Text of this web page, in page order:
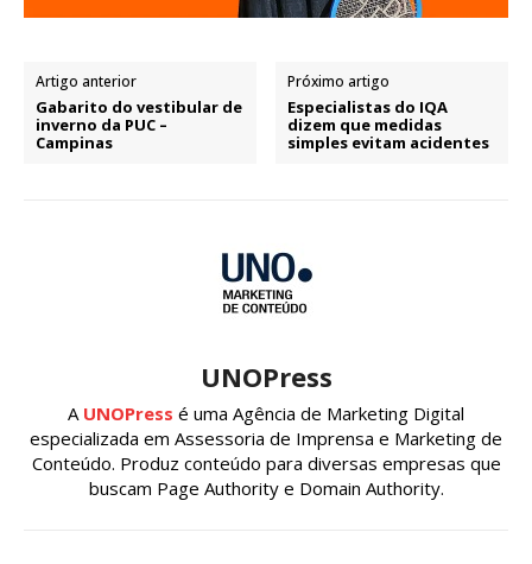
Artigo anterior
Gabarito do vestibular de
inverno da PUC –
Campinas
Próximo artigo
Especialistas do IQA
dizem que medidas
simples evitam acidentes
UNOPress
A UNOPress é uma Agência de Marketing Digital
especializada em Assessoria de Imprensa e Marketing de
Conteúdo. Produz conteúdo para diversas empresas que
buscam Page Authority e Domain Authority.